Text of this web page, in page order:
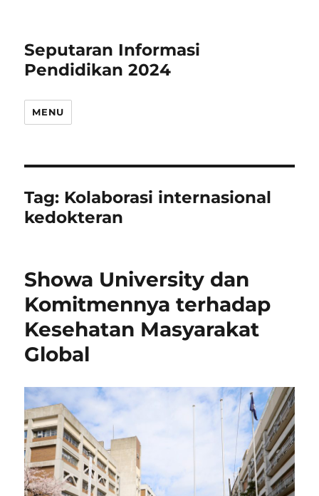
Seputaran Informasi
Pendidikan 2024
MENU
Tag: Kolaborasi internasional
kedokteran
Showa University dan
Komitmennya terhadap
Kesehatan Masyarakat
Global